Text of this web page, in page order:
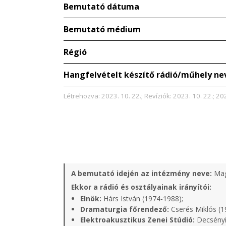
Bemutató dátuma
Bemutató médium
Régió
Hangfelvételt készítő rádió/műhely
Létrehozva: 2023. 10. 22.; Revíziók: 2023. 10. 22.;
A bemutató idején az intézmény neve:
Ekkor a rádió és osztályainak irányítói:
Elnök: Hárs István (1974-1988);
Dramaturgia főrendező: Cserés Miklós
Elektroakusztikus Zenei Stúdió: